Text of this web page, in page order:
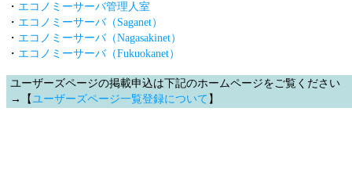
・ エコノミーサーバ管理人室
・ エコノミーサーバ（Saganet）
・ エコノミーサーバ（Nagasakinet）
・ エコノミーサーバ（Fukuokanet）
ユーザーズページの掲載申込は下記のホームページをご覧ください
→【ユーザーズページ一覧登録について 】